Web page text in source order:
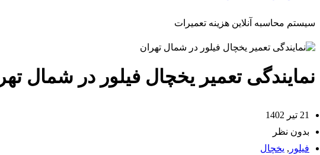
سیستم محاسبه آنلاین هزینه تعمیرات
نمایندگی تعمیر یخچال فیلور در شمال
21 تیر 1402
بدون نظر
فیلور , یخچال